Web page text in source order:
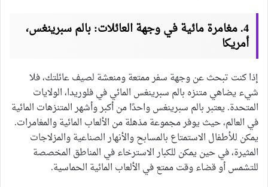
4. مغامرة مائية في وجهة العائلات: بالم سبرينغس،
أمريكا
إذا كنت تبحث عن وجهة سفر ممتعة ومنعشة لصيف عائلتك، فلا
شيء يضاهي متنزه بالم سبرينغس المائي في فلوريدا، الولايات
المتحدة. يعتبر بالم سبرينغس واحدًا من أكبر وأشهر المتنزهات المائية
في العالم، حيث يوفر مجموعة مذهلة من الألعاب المائية والمغامرات.
يمكن للأطفال الاستمتاع بالمسابح والأنهار الصناعية والمزلاجات
المثيرة، في حين يمكن للكبار الاسترخاء في المناطق المخصصة
للتشمس أو قضاء وقت ممتع في الألعاب المائية الحماسية.